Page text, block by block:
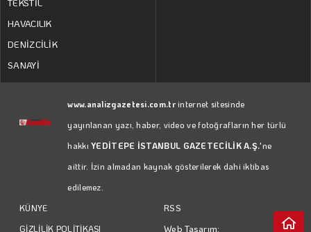
TEKSTİL
HAVACILIK
DENİZCİLİK
SANAYİ
www.analizgazetesi.com.trinternet sitesinde
yayınlanan yazı, haber, video ve fotoğrafların her türlü
hakkıYEDİTEPE İSTANBUL GAZETECİLİK A.Ş.'ne
aittir. İzin almadan kaynak gösterilerek dahi iktibas
edilemez.
KÜNYE
GİZLİLİK POLİTİKASI
RSS
Web Tasarım: